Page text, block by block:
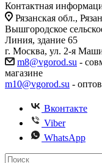
Контактная
Рязанская обл.,
Вышгородское
Линия, здание 65
г. Москва, ул. 2-я
m8@vgorod.su -
магазине
m10@vgorod.su -
Вконтакте
Viber
WhatsApp